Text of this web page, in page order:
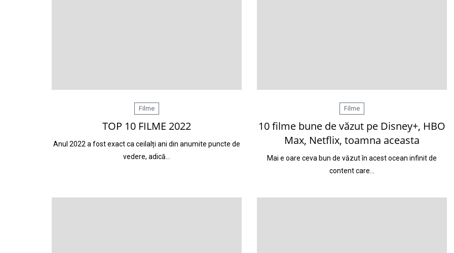
Filme
TOP 10 FILME 2022
Anul 2022 a fost exact ca ceilalți ani din anumite puncte de
vedere, adică…
Filme
10 filme bune de văzut pe Disney+, HBO
Max, Netflix, toamna aceasta
Mai e oare ceva bun de văzut în acest ocean infinit de
content care…